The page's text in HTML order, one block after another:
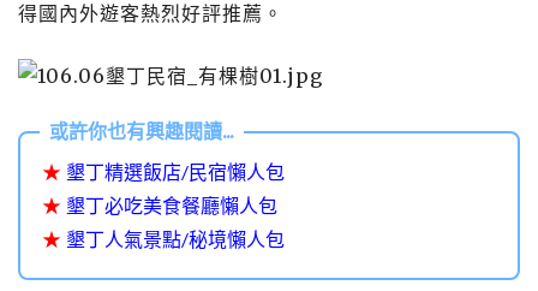
得國內外遊客熱烈好評推薦。
★ 墾丁精選飯店/民宿懶人包
★ 墾丁必吃美食餐廳懶人包
★ 墾丁人氣景點/秘境懶人包